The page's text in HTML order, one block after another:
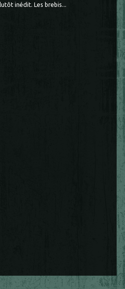
inédit. Les brebis...